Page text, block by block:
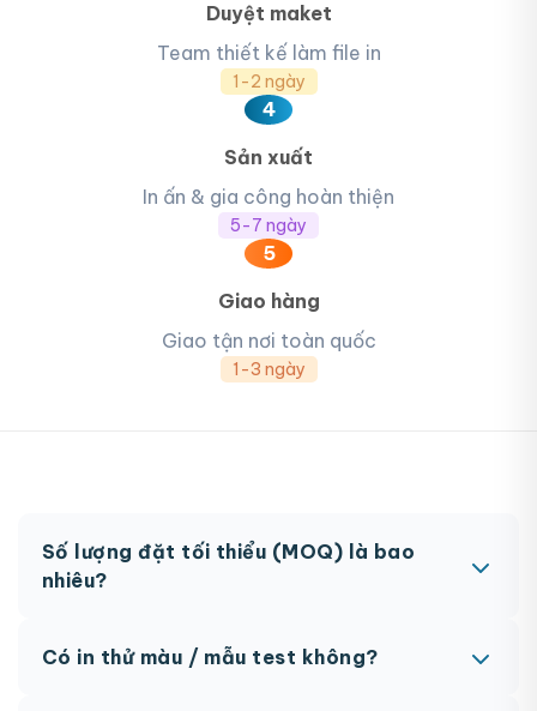
Duyệt maket
Team thiết kế làm file in
1-2 ngày
4
Sản xuất
In ấn & gia công hoàn thiện
5-7 ngày
5
Giao hàng
Giao tận nơi toàn quốc
1-3 ngày
Số lượng đặt tối thiểu (MOQ) là bao
nhiêu?
đặc biệt có thể có MOQ khác nhau.
Có in thử màu / mẫu test không?